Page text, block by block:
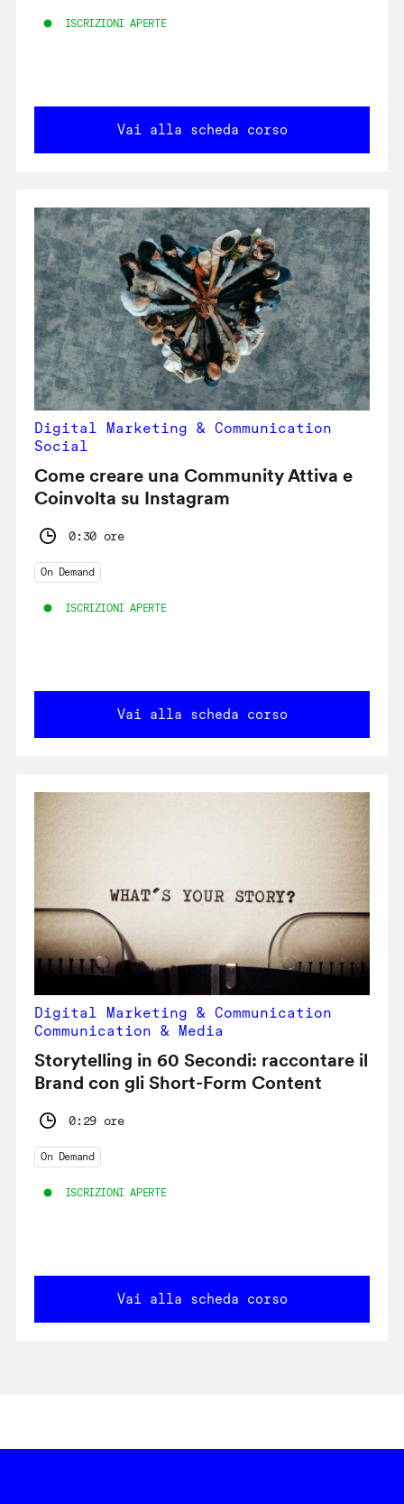
ISCRIZIONI APERTE
Vai alla scheda corso
Digital Marketing & Communication
Social
Come creare una Community Attiva e
Coinvolta su Instagram
0:30 ore
On Demand
ISCRIZIONI APERTE
Vai alla scheda corso
Digital Marketing & Communication
Communication & Media
Storytelling in 60 Secondi: raccontare il
Brand con gli Short-Form Content
0:29 ore
On Demand
ISCRIZIONI APERTE
Vai alla scheda corso